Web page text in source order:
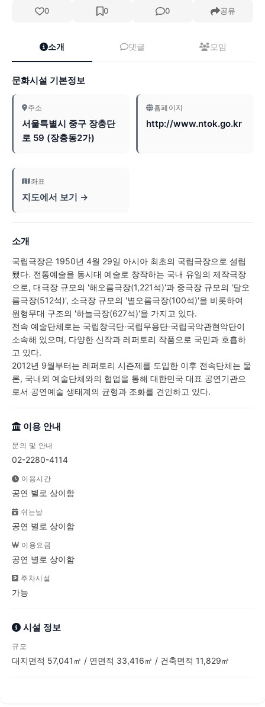
0 0 0 공유
소개 댓글 모임
문화시설 기본정보
주소
서울특별시 중구 장충단
로 59 (장충동2가)
홈페이지
http://www.ntok.go.kr
좌표
지도에서 보기 →
소개
국립극장은 1950년 4월 29일 아시아 최초의 국립극장으로 설립
됐다. 전통예술을 동시대 예술로 창작하는 국내 유일의 제작극장
으로, 대극장 규모의 '해오름극장(1,221석)'과 중극장 규모의 '달오
름극장(512석)', 소극장 규모의 '별오름극장(100석)'을 비롯하여
원형무대 구조의 '하늘극장(627석)'을 가지고 있다.
전속 예술단체로는 국립창극단·국립무용단·국립국악관현악단이
소속해 있으며, 다양한 신작과 레퍼토리 작품으로 국민과 호흡하
고 있다.
2012년 9월부터는 레퍼토리 시즌제를 도입한 이후 전속단체는 물
론, 국내외 예술단체와의 협업을 통해 대한민국 대표 공연기관으
로서 공연예술 생태계의 균형과 조화를 견인하고 있다.
이용 안내
문의 및 안내
02-2280-4114
이용시간
공연 별로 상이함
쉬는날
공연 별로 상이함
이용요금
공연 별로 상이함
주차시설
가능
시설 정보
규모
대지면적 57,041㎡ / 연면적 33,416㎡ / 건축면적 11,829㎡